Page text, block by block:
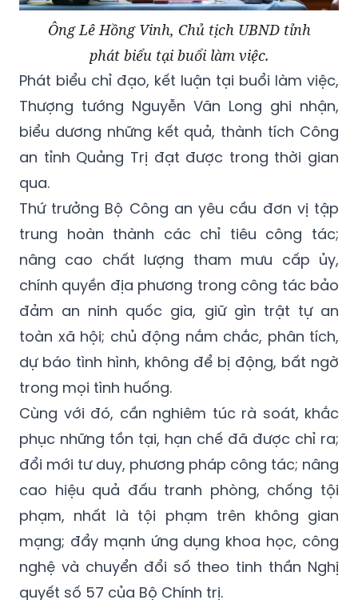
Ông Lê Hồng Vinh, Chủ tịch UBND tỉnh
phát biểu tại buổi làm việc.
Phát biểu chỉ đạo, kết luận tại buổi làm việc,
Thượng tướng Nguyễn Văn Long ghi nhận,
biểu dương những kết quả, thành tích Công
an tỉnh Quảng Trị đạt được trong thời gian
qua.
Thứ trưởng Bộ Công an yêu cầu đơn vị tập
trung hoàn thành các chỉ tiêu công tác;
nâng cao chất lượng tham mưu cấp ủy,
chính quyền địa phương trong công tác bảo
đảm an ninh quốc gia, giữ gìn trật tự an
toàn xã hội; chủ động nắm chắc, phân tích,
dự báo tình hình, không để bị động, bất ngờ
trong mọi tình huống.
Cùng với đó, cần nghiêm túc rà soát, khắc
phục những tồn tại, hạn chế đã được chỉ ra;
đổi mới tư duy, phương pháp công tác; nâng
cao hiệu quả đấu tranh phòng, chống tội
phạm, nhất là tội phạm trên không gian
mạng; đẩy mạnh ứng dụng khoa học, công
nghệ và chuyển đổi số theo tinh thần Nghị
quyết số 57 của Bộ Chính trị.